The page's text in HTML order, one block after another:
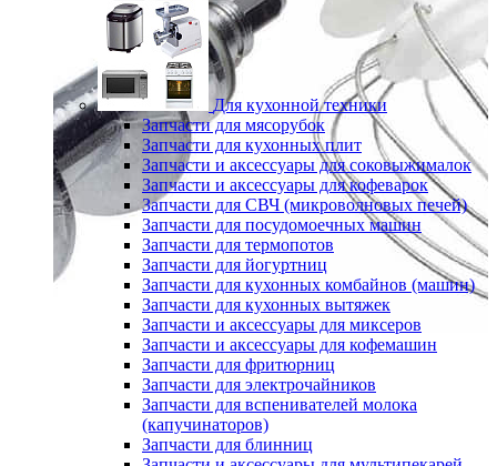
Для кухонной техники
Запчасти для мясорубок
Запчасти для кухонных плит
Запчасти и аксессуары для соковыжималок
Запчасти и аксессуары для кофеварок
Запчасти для СВЧ (микроволновых печей)
Запчасти для посудомоечных машин
Запчасти для термопотов
Запчасти для йогуртниц
Запчасти для кухонных комбайнов (машин)
Запчасти для кухонных вытяжек
Запчасти и аксессуары для миксеров
Запчасти и аксессуары для кофемашин
Запчасти для фритюрниц
Запчасти для электрочайников
Запчасти для вспенивателей молока
(капучинаторов)
Запчасти для блинниц